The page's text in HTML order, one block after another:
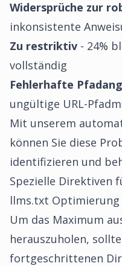
Widersprüche zur
inkonsistente
Zu restriktiv - 24%
vollständig
Fehlerhafte
ungültige URL-
Mit unserem
können Sie diese
identifizieren und
Spezielle Direktiven
llms.txt Optimierung
Um das Maximum
herauszuholen,
fortgeschrittenen